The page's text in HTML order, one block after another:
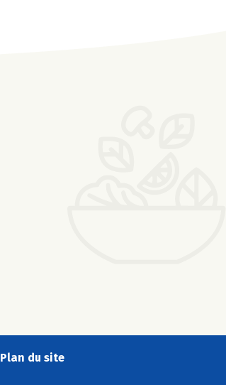
Plan du site